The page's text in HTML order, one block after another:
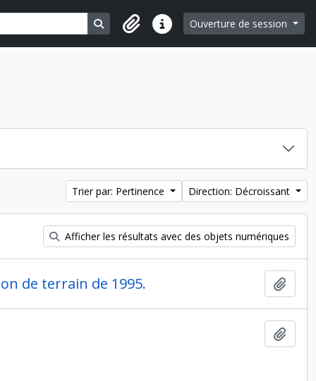
Search in browse page
Liens rapidesOuverture de session
Trier par: Pertinence Direction: Décroissant
Afficher les résultats avec des objets numériques
de terrain de 1995.